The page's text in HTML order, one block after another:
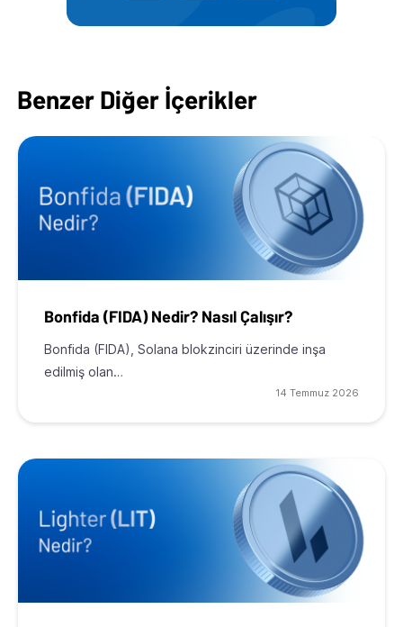
Benzer Diğer İçerikler
Bonfida (FIDA) Nedir? Nasıl Çalışır?
Bonfida (FIDA), Solana blokzinciri üzerinde inşa
edilmiş olan…
14 Temmuz 2026